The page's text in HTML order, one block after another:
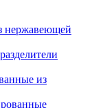
нержавеющей
из